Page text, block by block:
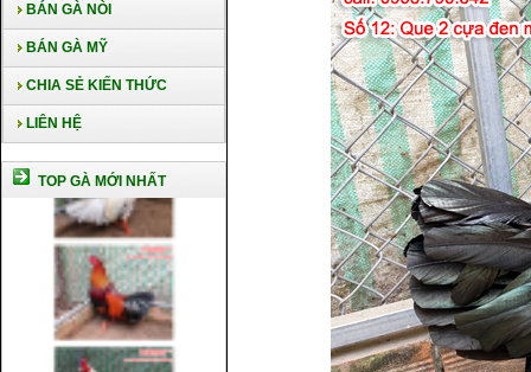
BÁN GÀ NÒI
BÁN GÀ MỸ
CHIA SẺ KIẾN THỨC
LIÊN HỆ
TOP GÀ MỚI NHẤT